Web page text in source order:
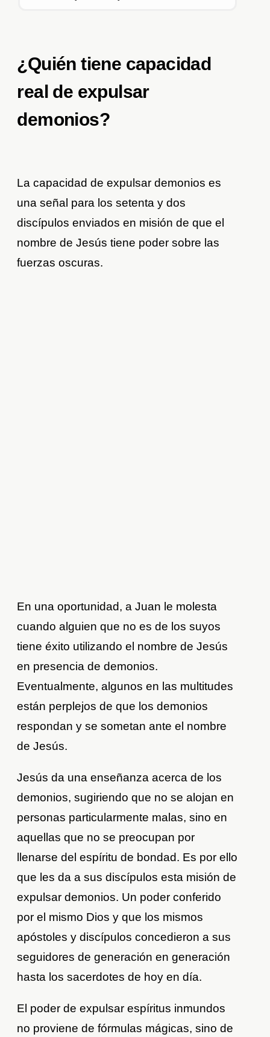
¿Quién tiene capacidad
real de expulsar
demonios?
La capacidad de expulsar demonios es
una señal para los setenta y dos
discípulos enviados en misión de que el
nombre de Jesús tiene poder sobre las
fuerzas oscuras.
En una oportunidad, a Juan le molesta
cuando alguien que no es de los suyos
tiene éxito utilizando el nombre de Jesús
en presencia de demonios.
Eventualmente, algunos en las multitudes
están perplejos de que los demonios
respondan y se sometan ante el nombre
de Jesús.
Jesús da una enseñanza acerca de los
demonios, sugiriendo que no se alojan en
personas particularmente malas, sino en
aquellas que no se preocupan por
llenarse del espíritu de bondad. Es por ello
que les da a sus discípulos esta misión de
expulsar demonios. Un poder conferido
por el mismo Dios y que los mismos
apóstoles y discípulos concedieron a sus
seguidores de generación en generación
hasta los sacerdotes de hoy en día.
El poder de expulsar espíritus inmundos
no proviene de fórmulas mágicas, sino de